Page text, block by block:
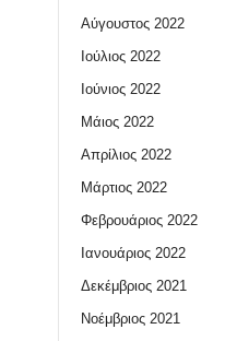
Αύγουστος 2022
Ιούλιος 2022
Ιούνιος 2022
Μάιος 2022
Απρίλιος 2022
Μάρτιος 2022
Φεβρουάριος 2022
Ιανουάριος 2022
Δεκέμβριος 2021
Νοέμβριος 2021